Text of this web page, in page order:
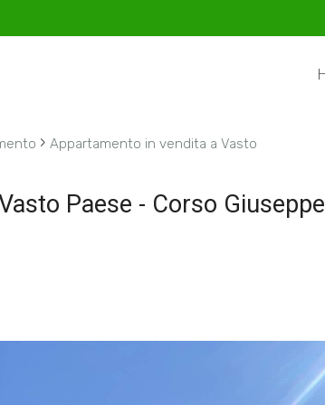
› Appartamento in vendita a Vasto
Paese - Corso Giuseppe